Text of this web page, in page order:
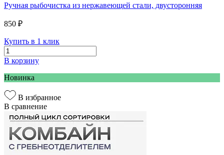
Ручная рыбочистка из нержавеющей стали, двусторонняя
850 ₽
Купить в 1 клик
В корзину
Новинка
В избранное
В сравнение